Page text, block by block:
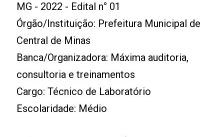
MG - 2022 - Edital n° 01
Órgão/Instituição: Prefeitura Municipal de
Central de Minas
Banca/Organizadora: Máxima auditoria,
consultoria e treinamentos
Cargo: Técnico de Laboratório
Escolaridade: Médio